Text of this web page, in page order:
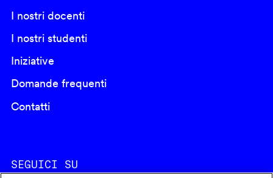
I nostri docenti
I nostri studenti
Iniziative
Domande frequenti
Contatti
SEGUICI SU